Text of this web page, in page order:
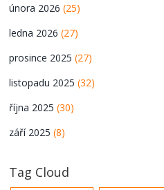
února 2026(25)
ledna 2026(27)
prosince 2025(27)
listopadu 2025(32)
října 2025(30)
září 2025(8)
Tag Cloud